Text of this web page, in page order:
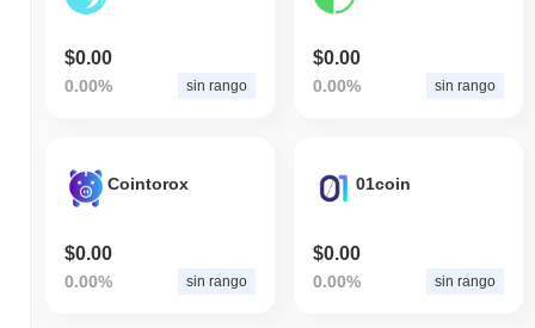
$0.00
0.00% sin rango
$0.00
0.00% sin rango
Cointorox
$0.00
0.00% sin rango
01coin
$0.00
0.00% sin rango